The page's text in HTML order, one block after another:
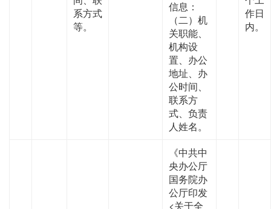
系方式
等。
信息：
（二）机
关职能、
机构设
置、办公
地址、办
公时间、
联系方
式、负责
人姓名。
作日
内。
《中共中
央办公厅
国务院办
公厅印发
<关于全